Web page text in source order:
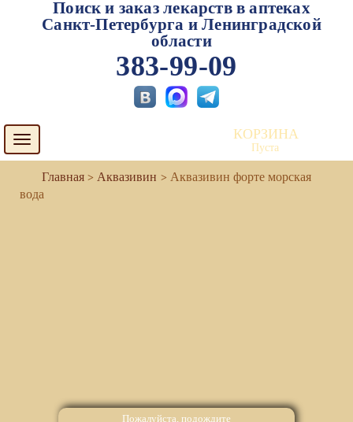
Пожалуйста, подождите
Поиск и заказ лекарств в аптеках
Санкт-Петербурга и Ленинградской
области
383-99-09
Toggle
navigation
КОРЗИНА
Пуста
Аквазивин
Аквазивин форте морская
вода